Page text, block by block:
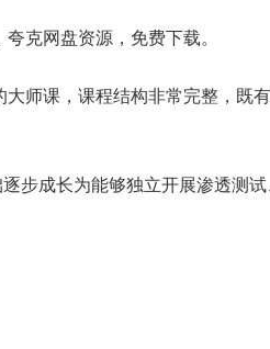
克网盘资源，免费下载。
师课，课程结构非常完整，既
步成长为能够独立开展渗透测